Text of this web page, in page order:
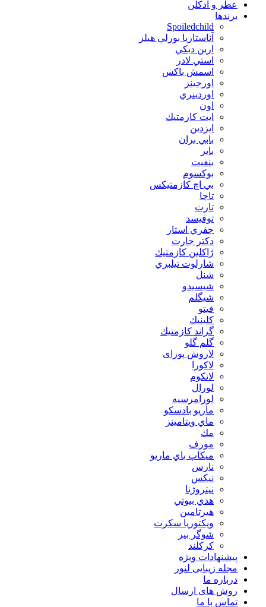
عطر و ادکلن
برندها
Spoiledchild
آناستازيا بورلي هيلز
اربن ديكي
استي لادر
اسمش باكس
اورجينز
اوردينري
اون
ايت كازمتيك
ايزدين
بابي بران
بایر
بنفيت
بوكسوم
بي اچ كازمتيكس
تاچا
تارت
توفيسد
جفري استار
دكتر جارت
ژاكلين كازمتيك
شارلوت تيلبري
شنل
شيسيدو
شیگلم
فيتو
كلينيك
گراند كازمتيك
گلم گلو
لاروش پوزای
لاكورا
لانكوم
لورال
لورامرسيه
ماريو بادسكو
ماي ويتامينز
مك
مورف
ميكاپ باي ماريو
نارس
نيكس
نیتروژنا
هدي بيوتي
هیرتامین
ویکتوریا سکرت
شوگر بير
کرکلند
پیشنهادات ویژه
مجله زیبایی لنور
درباره ما
روش های ارسال
تماس با ما